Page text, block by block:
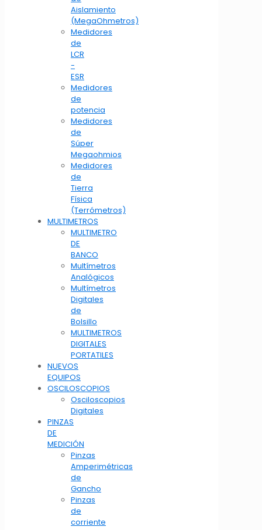
Aislamiento
(MegaOhmetros)
Medidores
de
LCR
-
ESR
Medidores
de
potencia
Medidores
de
Súper
Megaohmios
Medidores
de
Tierra
Física
(Terrómetros)
MULTIMETROS
MULTIMETRO
DE
BANCO
Multímetros
Analógicos
Multímetros
Digitales
de
Bolsillo
MULTIMETROS
DIGITALES
PORTATILES
NUEVOS
EQUIPOS
OSCILOSCOPIOS
Osciloscopios
Digitales
PINZAS
DE
MEDICIÓN
Pinzas
Amperimétricas
de
Gancho
Pinzas
de
corriente